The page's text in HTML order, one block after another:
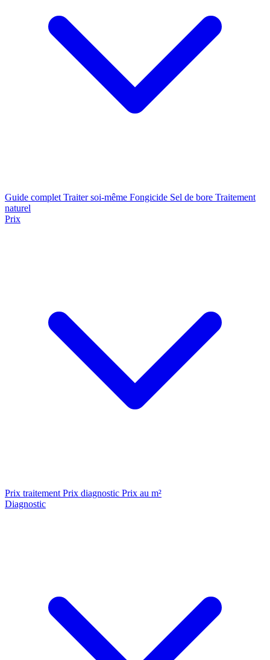
Guide complet Traiter soi-même Fongicide Sel de bore Traitement
naturel
Prix
Prix traitement Prix diagnostic Prix au m²
Diagnostic